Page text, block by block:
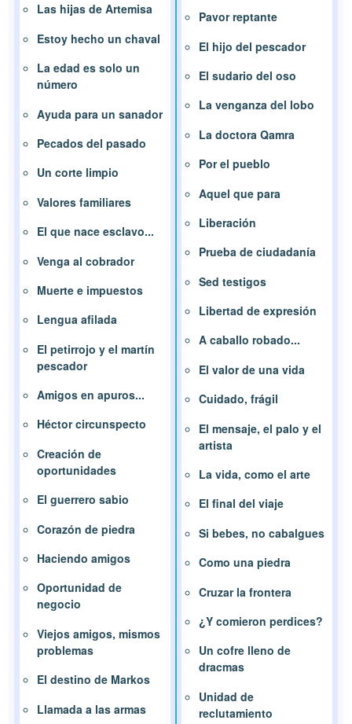
Las hijas de Artemisa
Estoy hecho un chaval
La edad es solo un
número
Ayuda para un sanador
Pecados del pasado
Un corte limpio
Valores familiares
El que nace esclavo...
Venga al cobrador
Muerte e impuestos
Lengua afilada
El petirrojo y el martín
pescador
Amigos en apuros...
Héctor circunspecto
Creación de
oportunidades
El guerrero sabio
Corazón de piedra
Haciendo amigos
Oportunidad de
negocio
Viejos amigos, mismos
problemas
El destino de Markos
Llamada a las armas
Pavor reptante
El hijo del pescador
El sudario del oso
La venganza del lobo
La doctora Qamra
Por el pueblo
Aquel que para
Liberación
Prueba de ciudadanía
Sed testigos
Libertad de expresión
A caballo robado...
El valor de una vida
Cuidado, frágil
El mensaje, el palo y el
artista
La vida, como el arte
El final del viaje
Si bebes, no cabalgues
Como una piedra
Cruzar la frontera
¿Y comieron perdices?
Un cofre lleno de
dracmas
Unidad de
reclutamiento